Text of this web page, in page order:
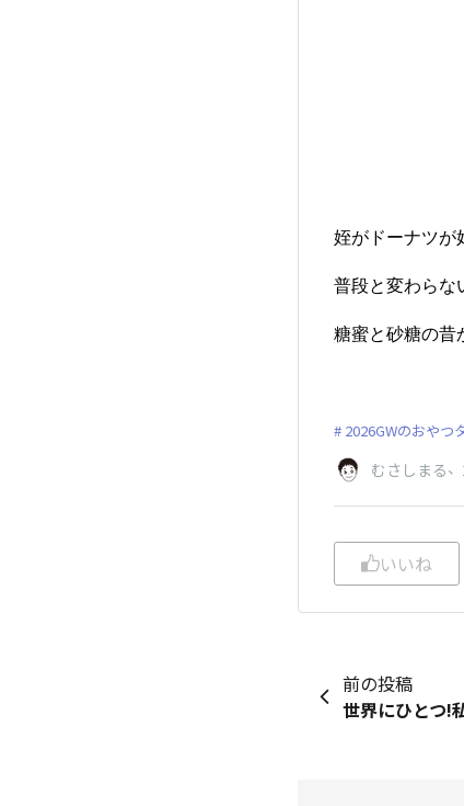
姪がドーナツが
普段と変わらな
糖蜜と砂糖の昔
2026GWのおやつ
むさしまる、
いいね
前の投稿
世界にひとつ!